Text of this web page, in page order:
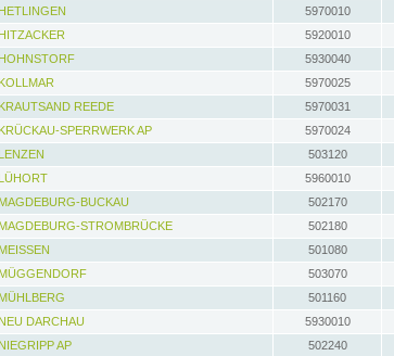
HETLINGEN
5970010
HITZACKER
5920010
HOHNSTORF
5930040
KOLLMAR
5970025
KRAUTSAND REEDE
5970031
KRÜCKAU-SPERRWERK AP
5970024
LENZEN
503120
LÜHORT
5960010
MAGDEBURG-BUCKAU
502170
MAGDEBURG-STROMBRÜCKE
502180
MEISSEN
501080
MÜGGENDORF
503070
MÜHLBERG
501160
NEU DARCHAU
5930010
NIEGRIPP AP
502240